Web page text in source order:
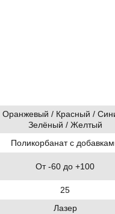
Оранжевый / Красный /
Зелёный / Желтый
Поликорбанат с
От -60 до +100
25
Лазер